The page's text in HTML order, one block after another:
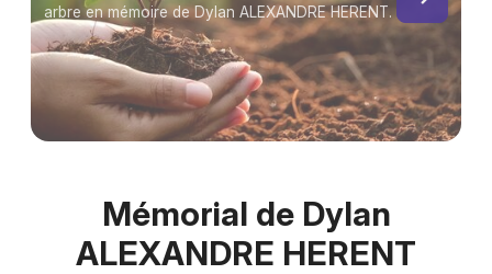
arbre en mémoire de Dylan ALEXANDRE HERENT.
Mémorial de Dylan
ALEXANDRE HERENT